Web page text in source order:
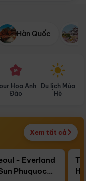
Hàn Quốc
Hoa Anh
Đào
Du lịch Mùa
Hè
Xem tất cả
Điểm nổi bật
- Everland
Phuquoc